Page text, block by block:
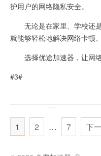
护用户的网络隐私安全。
无论是在家里、学校还是
就能够轻松地解决网络卡顿
选择优途加速器，让网络
#3#
1 2 … 7 下